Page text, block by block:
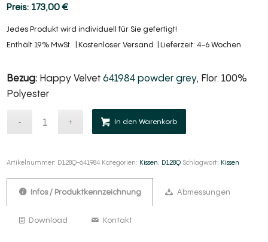
173,00€
Jedes Produkt wird individuell für Sie gefertigt!
Enthält 19% MwSt.
Kostenloser Versand Lieferzeit: 4-6 Wochen
Bezug: Happy Velvet641984 powder grey, Flor: 100%
Polyester
In den Warenkorb
Artikelnummer: D128Q-641984 Kategorien: Kissen, D128Q Schlagwort: Kissen
Infos / Produktkennzeichnung Abmessungen
Download Kontakt